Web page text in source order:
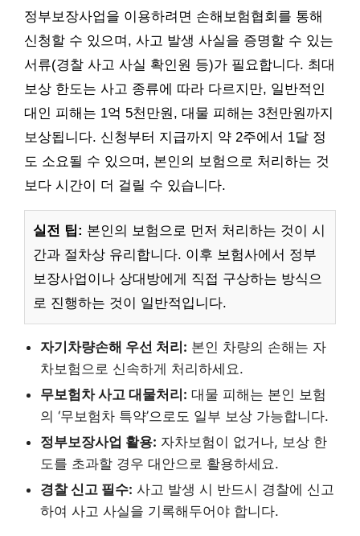
정부보장사업을 이용하려면 손해보험협회를 통해
신청할 수 있으며, 사고 발생 사실을 증명할 수 있는
서류(경찰 사고 사실 확인원 등)가 필요합니다. 최대
보상 한도는 사고 종류에 따라 다르지만, 일반적인
대인 피해는 1억 5천만원, 대물 피해는 3천만원까지
보상됩니다. 신청부터 지급까지 약 2주에서 1달 정
도 소요될 수 있으며, 본인의 보험으로 처리하는 것
보다 시간이 더 걸릴 수 있습니다.
실전 팁: 본인의 보험으로 먼저 처리하는 것이 시
간과 절차상 유리합니다. 이후 보험사에서 정부
보장사업이나 상대방에게 직접 구상하는 방식으
로 진행하는 것이 일반적입니다.
자기차량손해 우선 처리: 본인 차량의 손해는 자
차보험으로 신속하게 처리하세요.
무보험차 사고 대물처리: 대물 피해는 본인 보험
의 ‘무보험차 특약’으로도 일부 보상 가능합니다.
정부보장사업 활용: 자차보험이 없거나, 보상 한
도를 초과할 경우 대안으로 활용하세요.
경찰 신고 필수: 사고 발생 시 반드시 경찰에 신고
하여 사고 사실을 기록해두어야 합니다.